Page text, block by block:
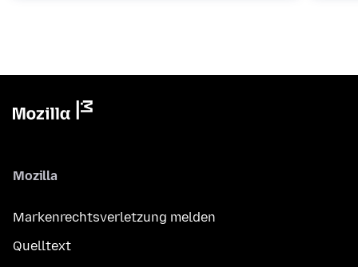
Mozilla
Markenrechtsverletzung melden
Quelltext